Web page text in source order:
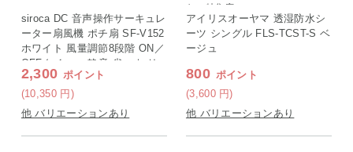
siroca DC 音声操作サーキュレ
ーター扇風機 ポチ扇 SF-V152
ホワイト 風量調節8段階 ON／
OFFタイマー 静音 省エネ リ
モコン付き
2,300 ポイント
(10,350 円 )
他 バリエーションあり
ヤマ特集店
アイリスオーヤマ 透湿防水シ
ーツ シングル FLS-TCST-S ベ
ージュ
800 ポイント
(3,600 円)
他 バリエーションあり